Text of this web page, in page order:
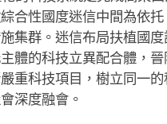
合性國度迷信中間為依
集群。迷信布局扶植國
體的科技立異配合體，
重科技項目，樹立同一
深度融會。